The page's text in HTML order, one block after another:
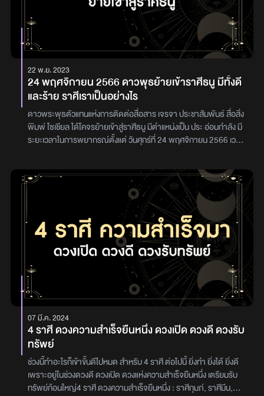
22 พ.ย. 2023
24 พฤศจิกายน 2566 ดาวพุธย้ายเข้าราศีธนู มีทั้งดี
และร้าย ราศีเราเป็นอย่างไร
ดาวพระพุธตัวแทนแห่งการติดต่อสื่อสาร เจรจา ประชาสัมพันธ์ สื่อสิ่ง
พิมพ์ โซเชียล ได้โคจรย้ายเข้าสู่ราศีธนู มีตำแหน่งเป็น ประ อ่อนกำลัง มี
ระยะเวลาในการพยากรณ์ตั้งแต่ วันศุกร์ที่ 24 พฤศจิกายน 2566 เวลา
ส่งผลโดยตรงลัคนาทั้ง 12 ราศี ติดตามอ่านกันได้เลยราศีเมษมีความ
สำเร็จในการติดต่อเจรจาอยู่เสมอๆ มีโอกาสเดินทางไปต่างประเทศ
บ่อยๆ ได้รับผลการศึกษาระดับสูงราศีพฤษภได้เงินจากการตาย เงิน
ประกันต่างๆ ได้รับผลดีด้านมรดก มีคดีความในเรื่องเงิน ลงทุนผิด
พลาดทำให้เสียเงินราศีมิถุนมีหุ้นส่วนที่ดี หุ้นส่วนหรือคนรักช่วยเหลือกัน
คบสมาคมกับคนดีเปิดเผย ตรงไปตรงมา ดูแลความเป็นอยู่อย่างดี มี
นิสัยคล้ายคู่ครองแต่ไม่มีความเป็นตัวของตัวเองราศีกรกฎพี่น้องสังคม
เพื่อนฝูงส่วนใหญ่จะมีปัญหาขัดแย้งกัน การเจรจาติดต่อและการเดิน
ทางใกล้ๆ จะเกิดอุปสรรคติดขัดอยู่เนืองๆราศีสิงห์เงินจะหมดไปกับบุตร
หลาน บริวาร เลี้ยงดูลูกหลานเป็นอย่างดี โดยเฉพาะเรื่องเกี่ยวกับ
อาหารการกิน หรือนำเงินไปลงทุนในโครงการอะไรใหม่ ๆ ได้เงินจากโชค
ลาภที่เกิดขึ้นไม่คาดฝันราศีกันย์สนใจเรื่องของญาติ ดูแลญาติ เมื่อถึง
วัยที่สร้างเนื้อสร้างตัว จะเริ่มคิดสร้างบ้านก่อน บ้านเป็นที่ชุมนุมของ
ญาติราศีตุลย์ค้าขายได้ผลประโยชน์ในเรื่องเกี่ยวกับการศึกษา ค้าขาย
กับ ต่างประเทศราศีพิจิกระวังเรื่องการกิน การอยู่จะพาให้เจ็บป่วย ได้
เงินจากความเสียหายล้มตายของผู้อื่น หรือได้รับมรดกราศีธนูเจ้าชะตา
กับคู่หรือหุ้นส่วนสัญญาคิดอะไรคล้ายกัน ชอบเหมือนๆกัน ลักษณะ
ท่าทางคล้ายกัน สามัคคีกลมเกลียวกัน คู่ครองหรือคู่สัญญาจะมีแนว
07 มี.ค. 2024
4 ราศี ดวงความสำเร็จยืนหนึ่ง ดวงเปิด ดวงดี ดวงรับ
ทรัพย์
ช่วงนี้ทำอะไรก็เข้าขั้นดีไปหมด สำหรับ 4 ราศี ต่อไปนี้ ยิ่งทำ ยิ่งได้ ยิ่งดี
เพราะอยู่ในช่วงดวงดี ดวงเปิด ดวงแห่งความสำเร็จยืนหนึ่ง เตรียมรับ
ทรัพย์ก้อนใหญ่4 ราศี ดวงความสำเร็จยืนหนึ่ง : ราศีกุมภ์, ราศีมีน,